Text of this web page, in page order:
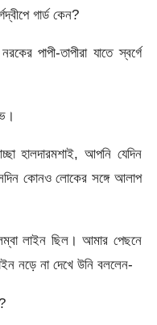
গার্ড কেন?
পাপী-তাপীরা যাতে স্বর্গে
হালদারমশাই, আপনি যেদিন
কোনও লোকের সঙ্গে আলাপ
লাইন ছিল। আমার পেছনে
নড়ে না দেখে উনি বললেন-